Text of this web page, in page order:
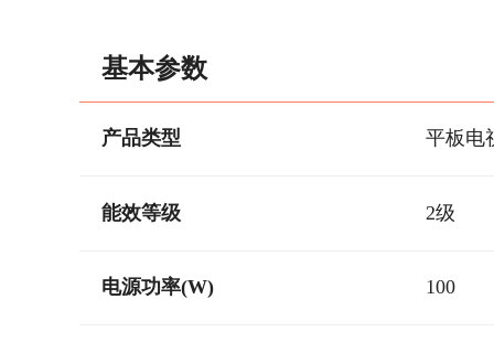
基本参数
产品类型 平板电
能效等级 2级
电源功率(W) 100